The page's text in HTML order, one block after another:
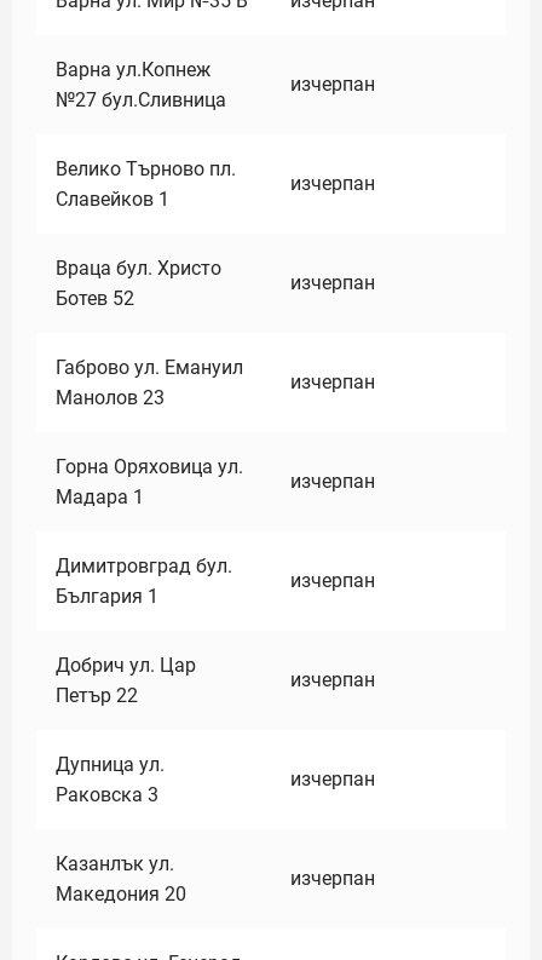
Варна ул.Копнеж
№27 бул.Сливница
изчерпан
Велико Търново пл.
Славейков 1
изчерпан
Враца бул. Христо
Ботев 52
изчерпан
Габрово ул. Емануил
Манолов 23
изчерпан
Горна Оряховица ул.
Мадара 1
изчерпан
Димитровград бул.
България 1
изчерпан
Добрич ул. Цар
Петър 22
изчерпан
Дупница ул.
Раковска 3
изчерпан
Казанлък ул.
Македония 20
изчерпан